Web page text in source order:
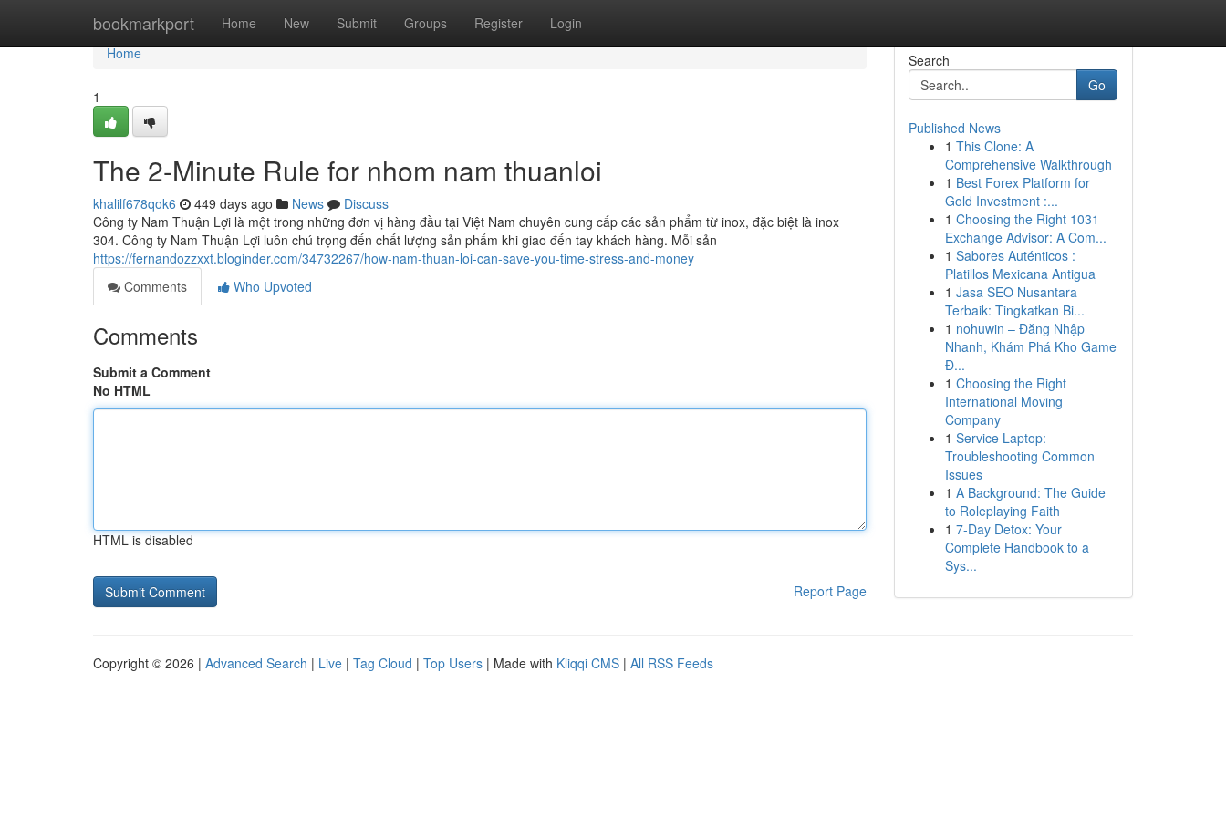
bookmarkport Home New Submit Groups Register Login
Home
Home
1
The 2-Minute Rule for nhom nam thuanloi
khalilf678qok6 449 days ago News
Discuss
Công ty Nam Thuận Lợi là một trong những đơn vị hàng đầu tại Việt Nam chuyên cung cấp các sản phẩm từ inox, đặc biệt là inox
304. Công ty Nam Thuận Lợi luôn chú trọng đến chất lượng sản phẩm khi giao đến tay khách hàng. Mỗi sản
https://fernandozzxxt.bloginder.com/34732267/how-nam-thuan-loi-can-save-you-time-stress-and-money
Comments
Who Upvoted
Comments
Submit a Comment
No HTML
HTML is disabled
Report Page
Search
Go
Published News
1 This Clone: A
Comprehensive Walkthrough
1 Best Forex Platform for
Gold Investment :...
1 Choosing the Right 1031
Exchange Advisor: A Com...
1 Sabores Auténticos :
Platillos Mexicana Antigua
1 Jasa SEO Nusantara
Terbaik: Tingkatkan Bi...
1 nohuwin – Đăng Nhập
Nhanh, Khám Phá Kho Game
Đ...
1 Choosing the Right
International Moving
Company
1 Service Laptop:
Troubleshooting Common
Issues
1 A Background: The Guide
to Roleplaying Faith
1 7-Day Detox: Your
Complete Handbook to a
Sys...
Copyright © 2026 | Advanced Search | Live | Tag Cloud | Top Users | Made with Kliqqi CMS | All RSS Feeds